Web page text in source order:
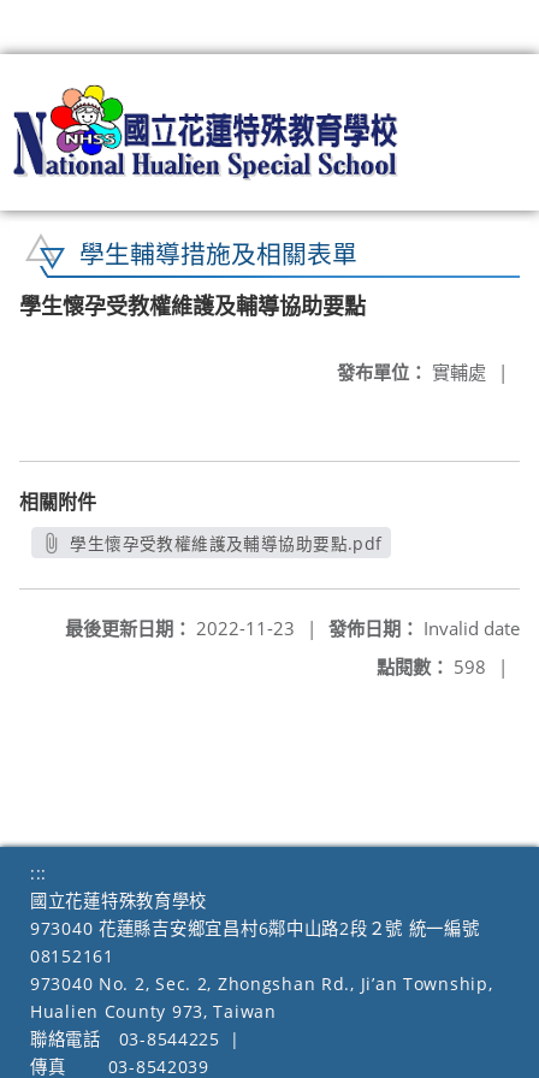
學生輔導措施及相關表單
學生懷孕受教權維護及輔導協助要點
發布單位： 實輔處 |
相關附件
學生懷孕受教權維護及輔導協助要點.pdf
發佈日期： Invalid date
最後更新日期： 2022-11-23
|
點閱數： 598 |
:::
國立花蓮特殊教育學校
973040 花蓮縣吉安鄉宜昌村6鄰中山路2段２號 統一編號
08152161
973040 No. 2, Sec. 2, Zhongshan Rd., Ji’an Township,
Hualien County 973, Taiwan
聯絡電話
03-8544225
|
傳真
03-8542039